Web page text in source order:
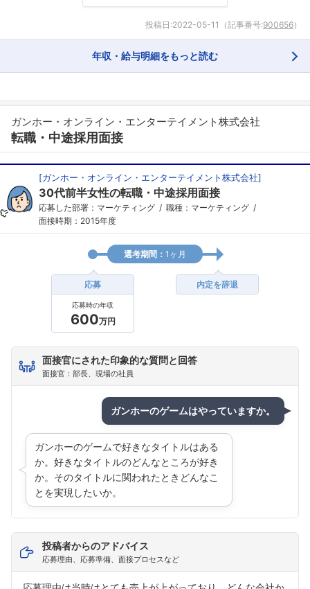
フォローしました
こちらの企業もフォローしませんか？
投稿日:2022-05-11 （記事番号:900656）
年収・給与明細をもっと読む
ガンホー・オンライン・エンターテイメント株式会社
転職・中途採用面接
[ガンホー・オンライン・エンターテイメント株式会社]
30代前半女性の転職・中途採用面接
応募した部署：マーケティング
職種：マーケティング
面接時期：2015年度
選考期間： 1ヶ月
応募
応募時の年収
600万円
内定を辞退
面接官にされた印象的な質問と回答
面接官：部長、現場の社員
ガンホーのゲームはやっていますか。
ガンホーのゲームで好きなタイトルはある
か。好きなタイトルのどんなところが好き
か。そのタイトルに関われたときどんなこ
とを実現したいか。
投稿者からのアドバイス
応募理由、応募準備、面接プロセスなど